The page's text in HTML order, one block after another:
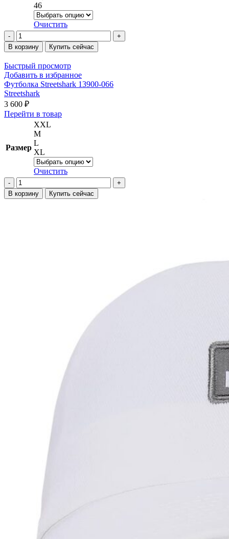
46
Очистить
Количество
товара
Кроссовки
adidas
Originals
Campus
IB4595-
001
В корзину Купить сейчас
Быстрый просмотр
Добавить в избранное
Футболка Streetshark 13900-066
Streetshark
3 600 ₽
Перейти в товарЭтот
Опции
можно
выбрать
на
странице
Размер
XXL
M
L
XL
Очистить
Количество
товара
Футболка
В корзину Купить сейчас